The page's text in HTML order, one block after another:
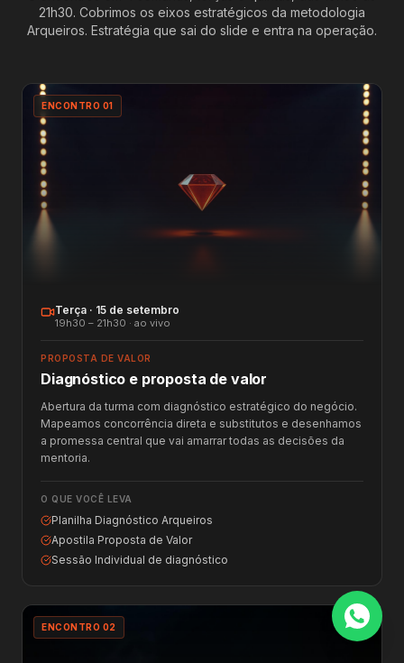
21h30. Cobrimos os eixos estratégicos da metodologia
Arqueiros. Estratégia que sai do slide e entra na operação.
ENCONTRO 01
Terça · 15 de setembro
19h30 – 21h30 · ao vivo
PROPOSTA DE VALOR
Diagnóstico e proposta de valor
Abertura da turma com diagnóstico estratégico do negócio.
Mapeamos concorrência direta e substitutos e desenhamos
a promessa central que vai amarrar todas as decisões da
mentoria.
O QUE VOCÊ LEVA
Planilha Diagnóstico Arqueiros
Apostila Proposta de Valor
Sessão Individual de diagnóstico
ENCONTRO 02